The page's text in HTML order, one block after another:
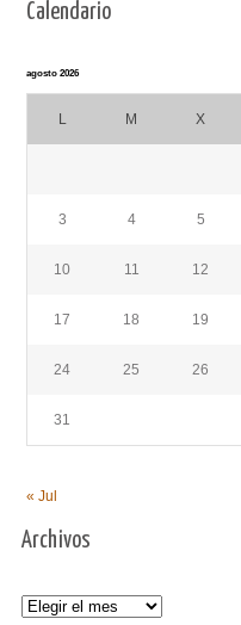
Calendario
agosto 2026
L M X
3 4 5
10 11 12
17 18 19
24 25 26
31
« Jul
Archivos
Archivos